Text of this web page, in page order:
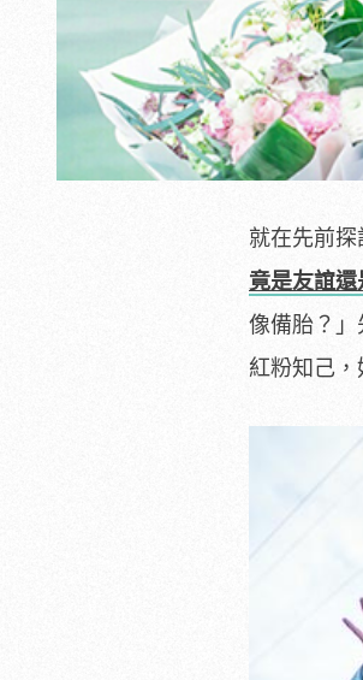
就在先前
竟是友誼還
像備胎？
紅粉知己，